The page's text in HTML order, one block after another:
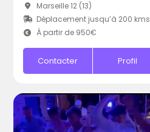
Marseille 12 (13)
Déplacement jusqu’à 200 kms
À partir de 950€
Contacter Profil